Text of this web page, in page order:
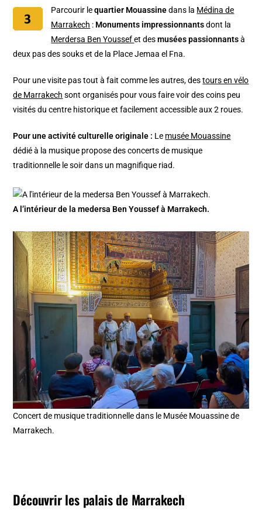
Parcourir lequartier Mouassinedans la Médina de
Marrakech : Monuments impressionnantsdont la
Merdersa Ben Youssefet desmusées passionnantsà
deux pas des souks et de la Place Jemaa el Fna.
Pour une visite pas tout à fait comme les autres, destours en vélo
de Marrakech sont organisés pour vous faire voir des coins peu
visités du centre historique et facilement accessible aux 2 roues.
Pour une activité culturelle originale : Le musée Mouassine
dédié à la musique propose des concerts de musique
traditionnelle le soir dans un magnifique riad.
A l’intérieur de la medersa Ben Youssef à Marrakech.
Concert de musique traditionnelle dans le Musée Mouassine de
Marrakech.
Découvrir les palais de Marrakech